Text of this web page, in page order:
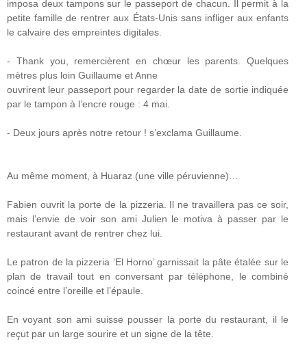
imposa deux tampons sur le passeport de chacun. Il permit à la
petite famille de rentrer aux États-Unis sans infliger aux enfants
le calvaire des empreintes digitales.
- Thank you, remercièrent en chœur les parents. Quelques
mètres plus loin Guillaume et Anne
ouvrirent leur passeport pour regarder la date de sortie indiquée
par le tampon à l’encre rouge : 4 mai.
- Deux jours après notre retour ! s’exclama Guillaume.
Au même moment, à Huaraz (une ville péruvienne)…
Fabien ouvrit la porte de la pizzeria. Il ne travaillera pas ce soir,
mais l’envie de voir son ami Julien le motiva à passer par le
restaurant avant de rentrer chez lui.
Le patron de la pizzeria ‘El Horno’ garnissait la pâte étalée sur le
plan de travail tout en conversant par téléphone, le combiné
coincé entre l’oreille et l’épaule.
En voyant son ami suisse pousser la porte du restaurant, il le
reçut par un large sourire et un signe de la tête.